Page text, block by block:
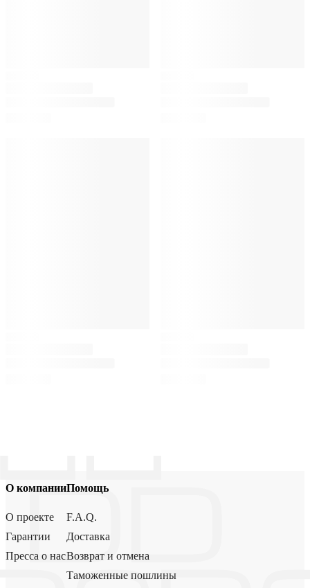
О компании
О проекте
Гарантии
Пресса о нас
Помощь
F.A.Q.
Доставка
Возврат и отмена
Таможенные пошлины